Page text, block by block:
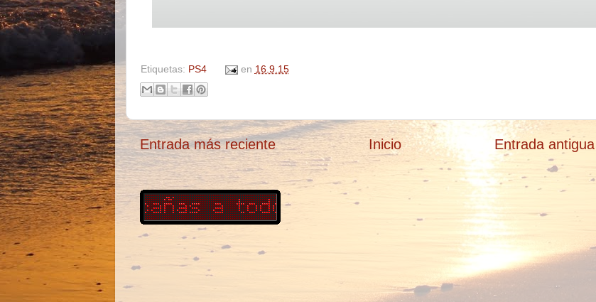
Etiquetas: PS4 en 16.9.15
Entrada más reciente Entrada antigua
Inicio